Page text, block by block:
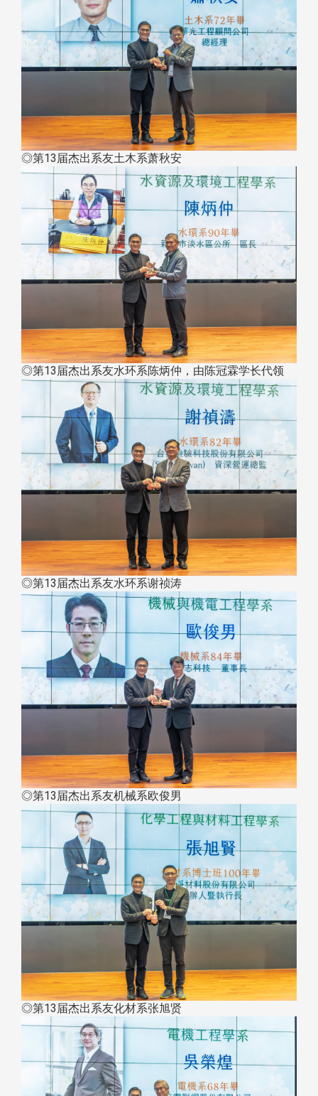
◎第13届杰出系友土木系萧秋安
◎第13届杰出系友水环系陈炳仲，由陈冠霖学长代领
◎第13届杰出系友水环系谢祯涛
◎第13届杰出系友机械系欧俊男
◎第13届杰出系友化材系张旭贤